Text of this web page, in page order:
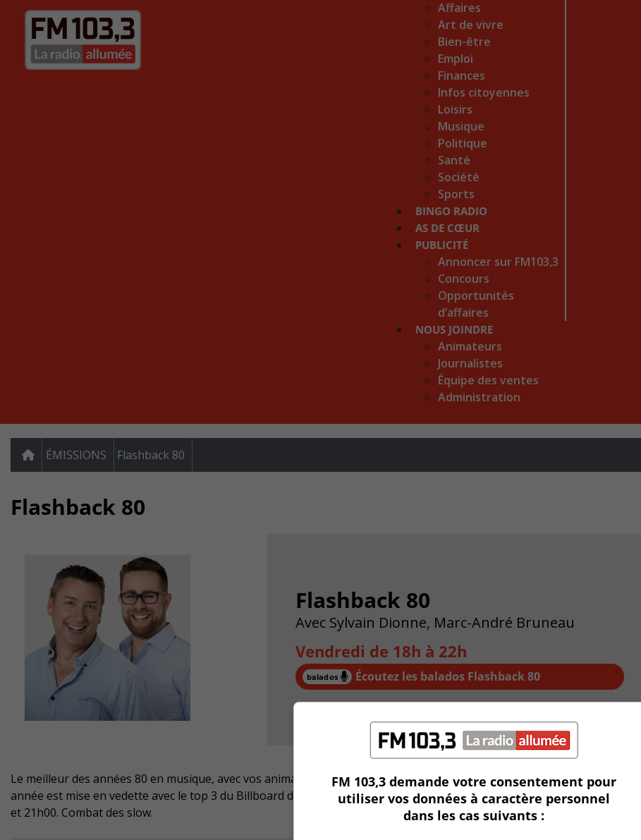
Affaires
Art de vivre
Bien-être
Emploi
Finances
Infos citoyennes
Loisirs
Musique
Politique
Santé
Société
Sports
BINGO RADIO
AS DE CŒUR
PUBLICITÉ
Annoncer sur FM103,3
Concours
Opportunités
d’affaires
NOUS JOINDRE
Animateurs
Journalistes
Équipe des ventes
Administration
ÉMISSIONS Flashback 80
Flashback 80
Flashback 80
Avec Sylvain Dionne, Marc-André Bruneau
Vendredi de 18h à 22h
Flashback 80
Le meilleur des années 80 en musique, avec vos animateurs Sylvain Dionne et Marc-André Bruno. À chaque semaine, une
année est mise en vedette avec le top 3 du Billboard de cette dernière à 20h. Montages exclusifs de DJ WorkHits à 19h00
et 21h00. Combat des slow.
FM 103,3 demande votre consentement pour
utiliser vos données à caractère personnel
dans les cas suivants :